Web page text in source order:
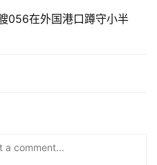
056在外国港口蹲守小半
a comment...